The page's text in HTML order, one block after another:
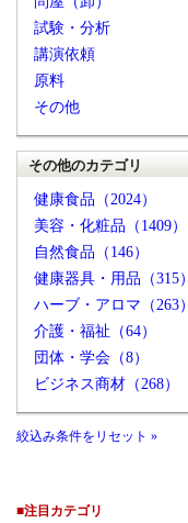
試験・分析
講演依頼
原料
その他
その他のカテゴリ
健康食品（2024）
美容・化粧品（1409）
自然食品（146）
健康器具・用品（315）
ハーブ・アロマ（263）
介護・福祉（64）
団体・学会（8）
ビジネス商材（268）
絞込み条件をリセット »
■注目カテゴリ